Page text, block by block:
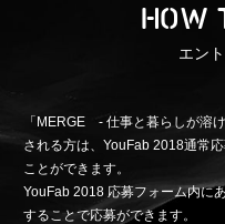
HOW
エン
「MERGE - 仕事と暮らしが溶
される方は、YouFab 2018通常
ことができます。
YouFab 2018 応募フォーム内に
することで応募ができます。